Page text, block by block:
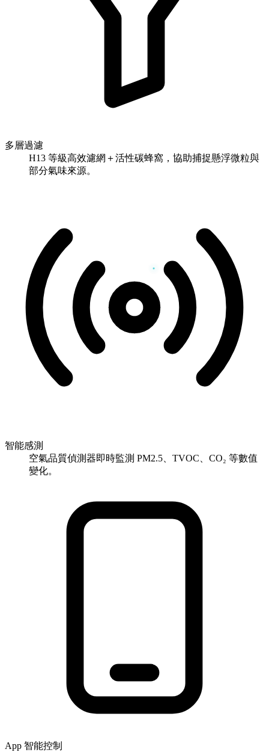
多層過濾
H13 等級高效濾網＋活性碳蜂窩，協助捕捉懸浮微粒與
部分氣味來源。
智能感測
空氣品質偵測器即時監測 PM2.5、TVOC、CO₂ 等數值
變化。
App 智能控制